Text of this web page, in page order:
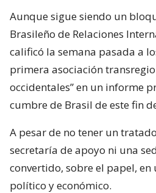
Aunque sigue siendo un
Brasileño de Relaciones
calificó la semana pasada a
primera asociación
occidentales” en un informe
cumbre de Brasil de este fin
A pesar de no tener un
secretaría de apoyo ni una
convertido, sobre el papel,
político y económico.